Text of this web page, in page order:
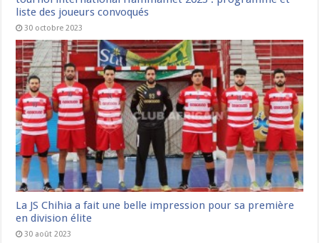
liste des joueurs convoqués
30 octobre 2023
La JS Chihia a fait une belle impression pour sa première
en division élite
30 août 2023